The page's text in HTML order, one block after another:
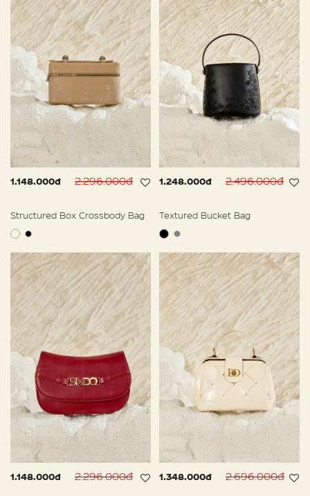
1.148.000đ 2.296.000đ
Structured Box Crossbody Bag
1.248.000đ 2.496.000đ
Textured Bucket Bag
1.148.000đ 2.296.000đ 1.348.000đ 2.696.000đ